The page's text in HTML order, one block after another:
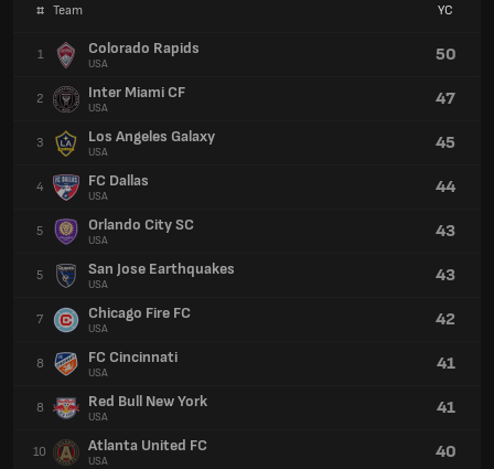
# Team YC
1 Colorado Rapids
USA 50
2 Inter Miami CF
USA 47
3 Los Angeles Galaxy
USA 45
4 FC Dallas
USA 44
5 Orlando City SC
USA 43
5 San Jose Earthquakes
USA 43
7 Chicago Fire FC
USA 42
8 FC Cincinnati
USA 41
8 Red Bull New York
USA 41
10 Atlanta United FC
USA 40